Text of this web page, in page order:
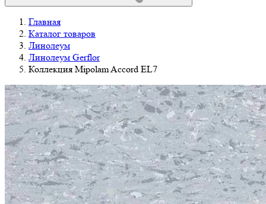
Главная
Каталог товаров
Линолеум
Линолеум Gerflor
Коллекция Mipolam Accord EL7